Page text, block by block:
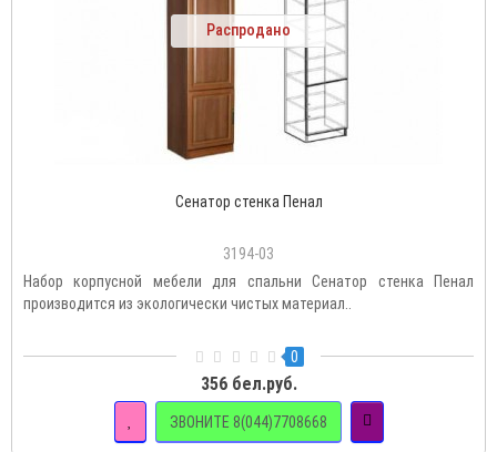
Распродано
Сенатор стенка Пенал
3194-03
Набор корпусной мебели для спальни Сенатор стенка Пенал
производится из экологически чистых материал..
0
356 бел.руб.
ЗВОНИТЕ 8(044)7708668